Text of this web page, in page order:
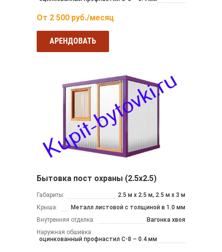
От 2 500 руб./месяц
АРЕНДОВАТЬ
Бытовка пост охраны (2.5х2.5)
Габариты:
2.5 м x 2.5 м, 2.5 м x 3 м
Крыша:
Металл листовой с толщиной в 1.0 мм
Внутренняя отделка:
Вагонка хвоя
Наружная обшивка:
оцинкованный профнастил С-8 – 0.4 мм